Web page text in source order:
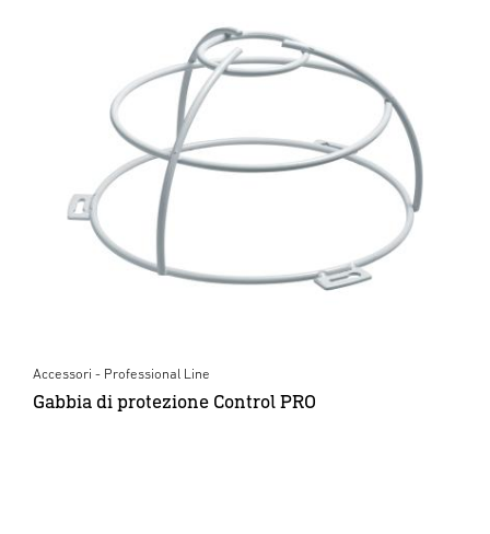
Accessori - Professional Line
Gabbia di protezione Control PRO